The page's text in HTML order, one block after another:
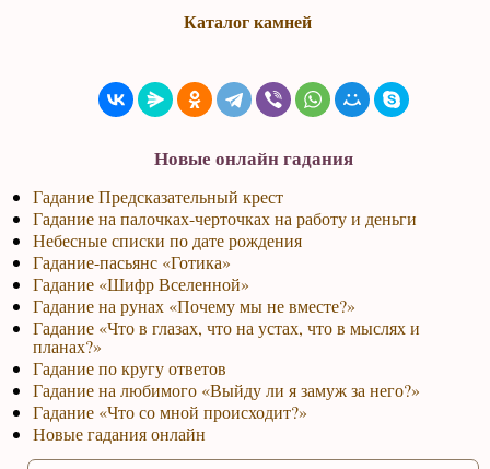
Каталог камней
Новые онлайн гадания
Гадание Предсказательный крест
Гадание на палочках-черточках на работу и деньги
Небесные списки по дате рождения
Гадание-пасьянс «Готика»
Гадание «Шифр Вселенной»
Гадание на рунах «Почему мы не вместе?»
Гадание «Что в глазах, что на устах, что в мыслях и
планах?»
Гадание по кругу ответов
Гадание на любимого «Выйду ли я замуж за него?»
Гадание «Что со мной происходит?»
Новые гадания онлайн